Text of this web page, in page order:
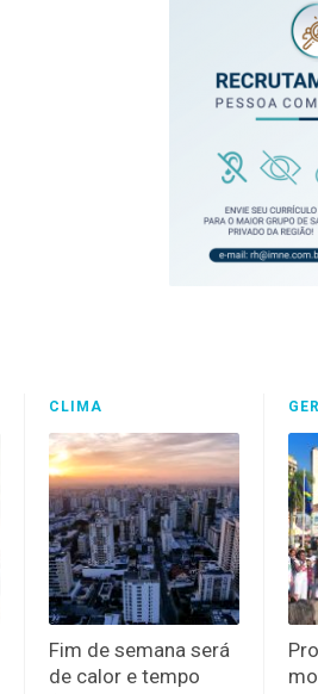
CLIMA
Fim de semana será
de calor e tempo